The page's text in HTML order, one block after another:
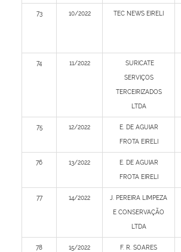
73 10/2022 TEC NEWS EIRELI
74 11/2022 SURICATE
SERVIÇOS
TERCEIRIZADOS
LTDA
75 12/2022 E. DE AGUIAR
FROTA EIRELI
76 13/2022 E. DE AGUIAR
FROTA EIRELI
77 14/2022 J. PEREIRA LIMPEZA
E CONSERVAÇÃO
LTDA
78 15/2022 F. R. SOARES